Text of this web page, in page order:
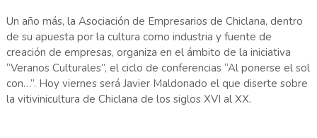
Un año más, la Asociación de Empresarios de Chiclana, dentro
de su apuesta por la cultura como industria y fuente de
creación de empresas, organiza en el ámbito de la iniciativa
“Veranos Culturales”, el ciclo de conferencias “Al ponerse el sol
con…”. Hoy viernes será Javier Maldonado el que diserte sobre
la vitivinicultura de Chiclana de los siglos XVI al XX.